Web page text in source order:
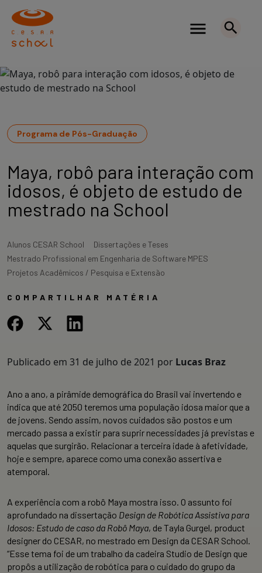
Programa de Pós-Graduação
Maya, robô para interação com
idosos, é objeto de estudo de
mestrado na School
Alunos CESAR School
Dissertações e Teses
Mestrado Profissional em Engenharia de Software MPES
Projetos Acadêmicos / Pesquisa e Extensão
COMPARTILHAR MATÉRIA
Publicado em 31 de julho de 2021 por Lucas Braz
Ano a ano, a pirâmide demográfica do Brasil vai invertendo e
indica que até 2050 teremos uma população idosa maior que a
de jovens. Sendo assim, novos cuidados são postos e um
mercado passa a existir para suprir necessidades já previstas e
aquelas que surgirão. Relacionar a terceira idade à afetividade,
hoje e sempre, aparece como uma conexão assertiva e
atemporal.
A experiência com a robô Maya mostra isso. O assunto foi
aprofundado na dissertação Design de Robótica Assistiva para
Idosos: Estudo de caso da Robô Maya, de Tayla Gurgel, product
designer do CESAR, no mestrado em Design da CESAR School.
“Esse tema foi de um trabalho da cadeira Studio de Design que
propôs a utilização de robótica para o cuidado do grupo da